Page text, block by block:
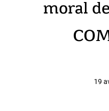
moral
19